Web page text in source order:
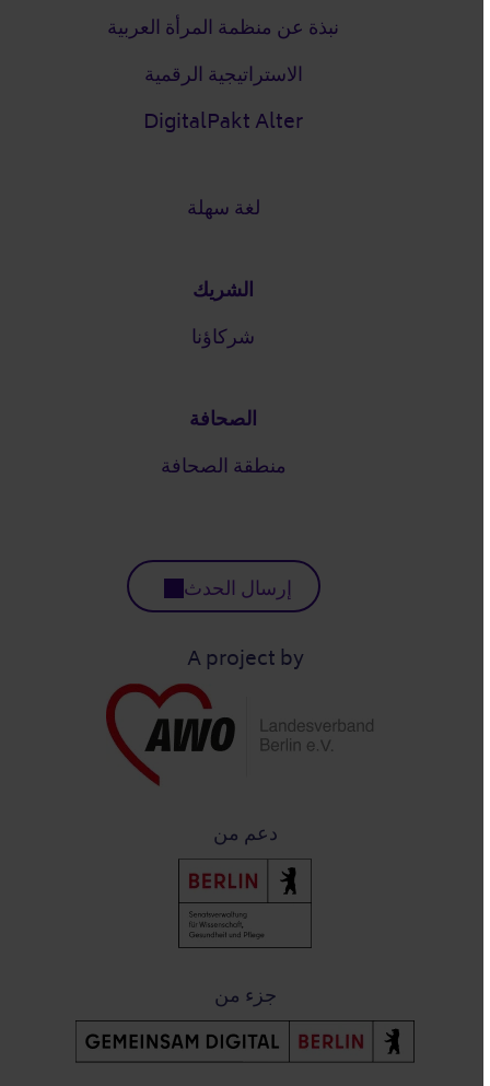
نبذة عن منظمة المرأة العربية
الاستراتيجية الرقمية
DigitalPakt Alter
لغة سهلة
الشريك
شركاؤنا
الصحافة
منطقة الصحافة
إرسال الحدث
A project by
دعم من
جزء من